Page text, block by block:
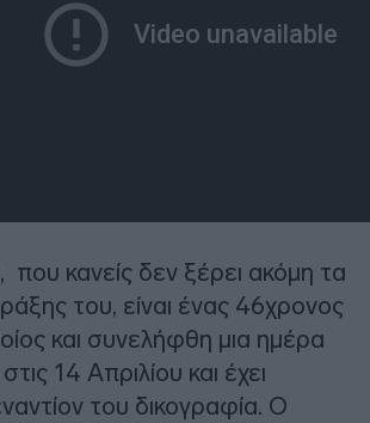
που κανείς δεν ξέρει ακόμη τα
του, είναι ένας 46χρονος
και συνελήφθη μια ημέρα
14 Απριλίου και έχει
του δικογραφία. Ο